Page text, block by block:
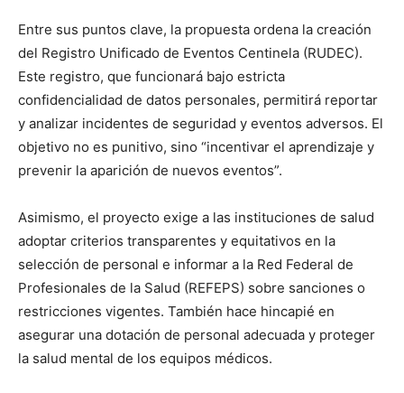
Entre sus puntos clave, la propuesta ordena la creación
del Registro Unificado de Eventos Centinela (RUDEC).
Este registro, que funcionará bajo estricta
confidencialidad de datos personales, permitirá reportar
y analizar incidentes de seguridad y eventos adversos. El
objetivo no es punitivo, sino “incentivar el aprendizaje y
prevenir la aparición de nuevos eventos”.
Asimismo, el proyecto exige a las instituciones de salud
adoptar criterios transparentes y equitativos en la
selección de personal e informar a la Red Federal de
Profesionales de la Salud (REFEPS) sobre sanciones o
restricciones vigentes. También hace hincapié en
asegurar una dotación de personal adecuada y proteger
la salud mental de los equipos médicos.